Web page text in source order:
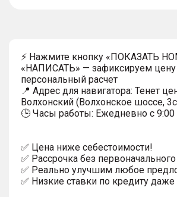
⚡ Нажмите кнопку «ПОКАЗАТЬ
«НАПИСАТЬ» — зафиксируем
персональный расчет
📍 Адрес для навигатора: Тенет
Волхонский (Волхонское шоссе,
🕒 Часы работы: Ежедневно с 9:00
✅ Цена ниже себестоимости!
✅ Рассрочка без
✅ Реально улучшим любое
✅ Низкие ставки по кредиту даже